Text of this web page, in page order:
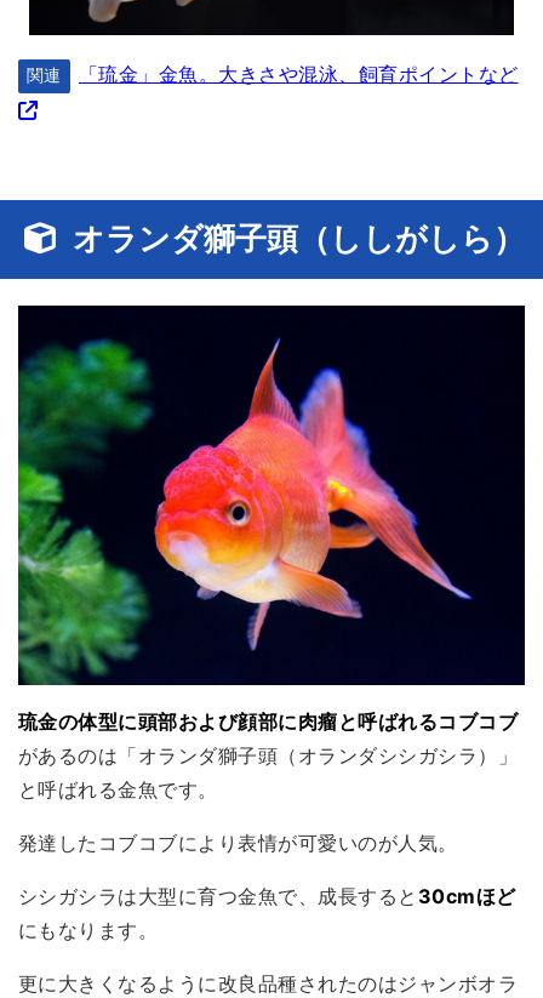
関連 「琉金」金魚。大きさや混泳、飼育ポイントなど
オランダ獅子頭（ししがしら）
琉金の体型に頭部および顔部に肉瘤と呼ばれるコブコブ
があるのは「オランダ獅子頭（オランダシシガシラ）」
と呼ばれる金魚です。
発達したコブコブにより表情が可愛いのが人気。
シシガシラは大型に育つ金魚で、成長すると 30cmほど
にもなります。
更に大きくなるように改良品種されたのはジャンボオラ